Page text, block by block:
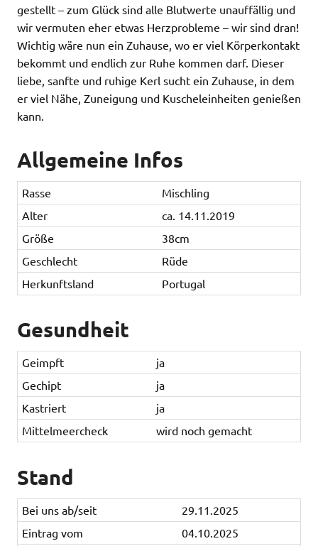
gestellt – zum Glück sind alle Blutwerte unauffällig und
wir vermuten eher etwas Herzprobleme – wir sind dran!
Wichtig wäre nun ein Zuhause, wo er viel Körperkontakt
bekommt und endlich zur Ruhe kommen darf. Dieser
liebe, sanfte und ruhige Kerl sucht ein Zuhause, in dem
er viel Nähe, Zuneigung und Kuscheleinheiten genießen
kann.
Allgemeine Infos
Rasse
Mischling
Alter
ca. 14.11.2019
Größe
38cm
Geschlecht
Rüde
Herkunftsland
Portugal
Gesundheit
Geimpft
ja
Gechipt
ja
Kastriert
ja
Mittelmeercheck
wird noch gemacht
Stand
Bei uns ab/seit
29.11.2025
Eintrag vom
04.10.2025